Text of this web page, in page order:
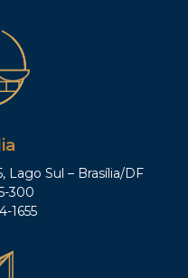
Lago Sul – Brasília/DF
300
1655